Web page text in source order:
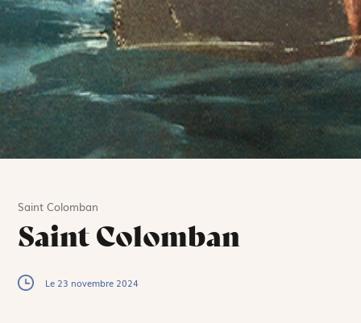
Saint Colomban
Saint Colomban
Le 23 novembre 2024